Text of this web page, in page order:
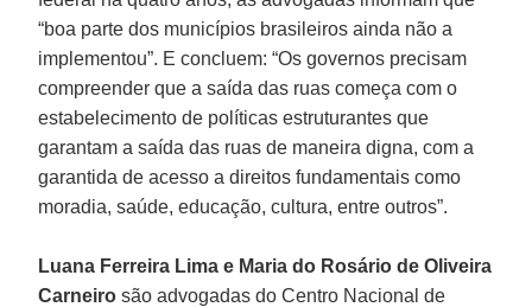
“boa parte dos municípios brasileiros ainda não a
implementou”. E concluem: “Os governos precisam
compreender que a saída das ruas começa com o
estabelecimento de políticas estruturantes que
garantam a saída das ruas de maneira digna, com a
garantida de acesso a direitos fundamentais como
moradia, saúde, educação, cultura, entre outros”.
Luana Ferreira Lima e Maria do Rosário de Oliveira
Carneiro são advogadas do Centro Nacional de